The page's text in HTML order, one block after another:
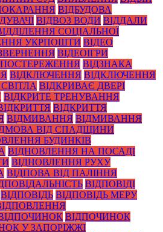
ВІДБУДОВА
ВІДВОЗ ВОДИ ВІДДАЛИ
СОЦІАЛЬНОЇ
УКРПОШТИ ВІДЕО
ВІДЕОІГРИ
ВІДЗНАКА
ВІДКЛЮЧЕННЯ ВІДКЛЮЧЕННЯ
ВІДКРИВАЄ ДВЕРІ
ВІДКРИТЕ ТРЕНУВАННЯ
ВІДКРИТТЯ
ВІДМИВАННЯ ВІДМИВАННЯ
ВІД СПАДЩИНИ
БУДИНКІВ
ВІДНОВЛЕННЯ НА ПОСАДІ
ВІДНОВЛЕННЯ РУХУ
ВІДПОВА ВІД ПАЛІННЯ
ВІДПОВІДІ
ВІДПОВІДЬ ВІДПОВІДЬ МЕРУ
ВІДПОЧИНОК
У ЗАПОРІЖЖІ